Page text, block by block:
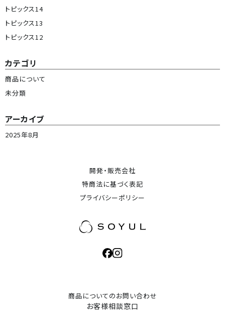
トピックス14
トピックス13
トピックス12
カテゴリ
商品について
未分類
アーカイブ
2025年8月
開発・販売会社
特商法に基づく表記
プライバシーポリシー
商品についてのお問い合わせ
お客様相談窓口